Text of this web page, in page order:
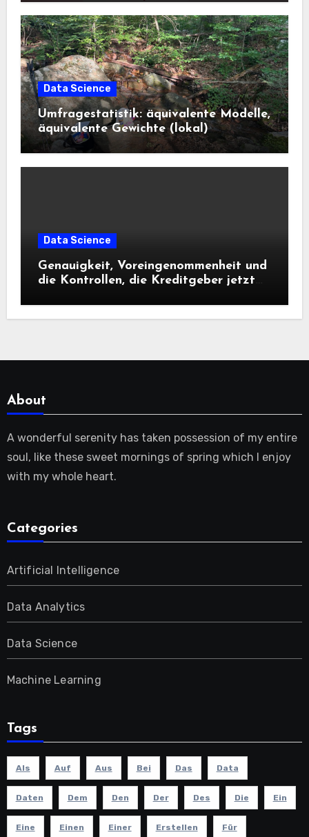
Data Science
Umfragestatistik: äquivalente Modelle,
äquivalente Gewichte (lokal)
Data Science
Genauigkeit, Voreingenommenheit und
die Kontrollen, die Kreditgeber jetzt
About
A wonderful serenity has taken possession of my entire
soul, like these sweet mornings of spring which I enjoy
with my whole heart.
Categories
Artificial Intelligence
Data Analytics
Data Science
Machine Learning
Tags
Als Auf Aus Bei Das Data
Daten Dem Den Der Des Die Ein
Eine Einen Einer Erstellen Für